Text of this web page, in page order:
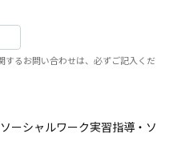
するお問い合わせは、必ずご記入くだ
シャルワーク実習指導・ソ